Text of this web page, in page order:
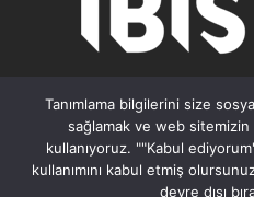
GiPA © 2020 | Yasal
Tanımlama bilgilerini size
sağlamak ve web
kullanıyoruz. ""Kabul
kullanımını kabul etmiş
devre dışı